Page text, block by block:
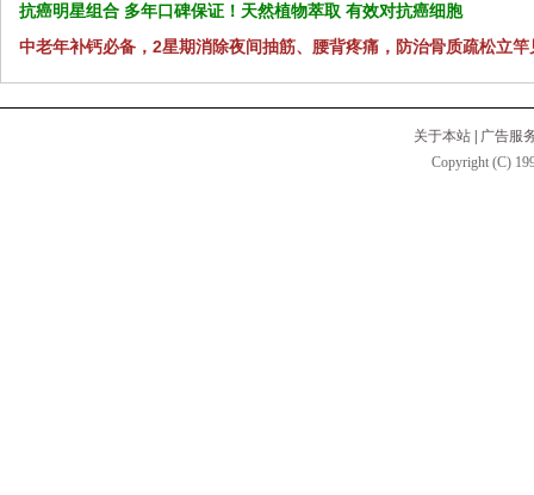
抗癌明星组合 多年口碑保证！天然植物萃取 有效对抗癌细胞
中老年补钙必备，2星期消除夜间抽筋、腰背疼痛，防治骨质疏松立竿
关于本站
广告服
Copyright (C)